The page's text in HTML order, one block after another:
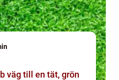
väg till en tät, grön